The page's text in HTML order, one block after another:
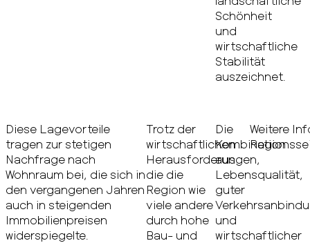
Schönheit
und
wirtschaftliche
Stabilität
auszeichnet.
Diese Lagevorteile
tragen zur stetigen
Nachfrage nach
Wohnraum bei, die sich in
den vergangenen Jahren
auch in steigenden
Immobilienpreisen
widerspiegelte.
Trotz der
wirtschaftlichen
Herausforderungen,
die die
Region wie
viele andere
durch hohe
Bau- und
Die
Kombination
aus
Lebensqualität,
guter
und
wirtschaftlicher
Weitere